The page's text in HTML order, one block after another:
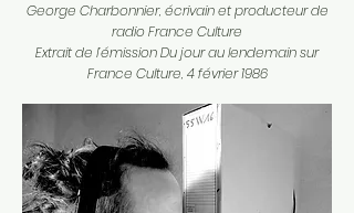
George Charbonnier, écrivain et producteur de
radio France Culture
Extrait de l’émission Du jour au lendemain sur
France Culture, 4 février 1986